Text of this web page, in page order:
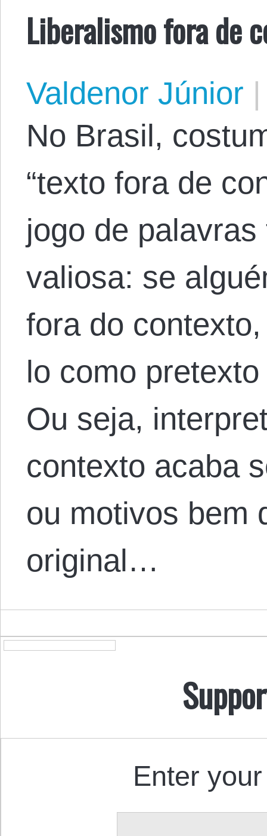
Liberalismo fora de
Valdenor Júnior |
No Brasil,
“texto fora de
jogo de
valiosa: se
fora do
lo como
Ou seja,
contexto acaba
ou motivos bem
original…
Enter